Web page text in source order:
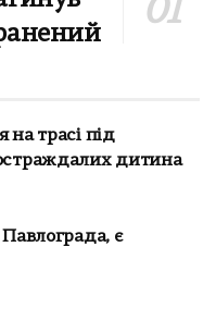
на трасі під
дитина
є